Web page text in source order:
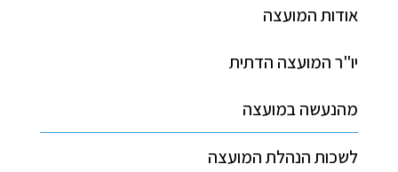
אודות המועצה
יו"ר המועצה הדתית
מהנעשה במועצה
לשכות הנהלת המועצה